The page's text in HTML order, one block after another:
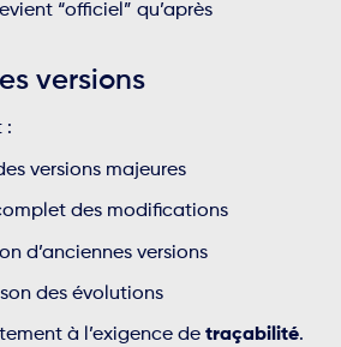
“officiel” qu’après
versions
:
versions majeures
des modifications
d’anciennes versions
des évolutions
à l’exigence de traçabilité.